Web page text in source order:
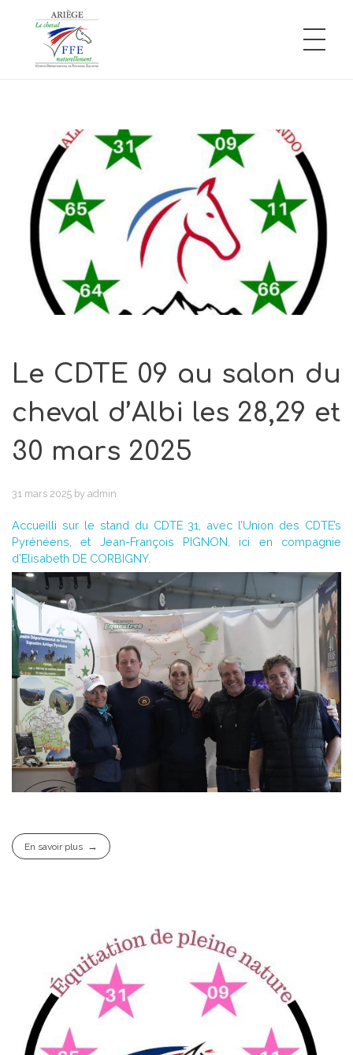
Le CDTE 09 au salon du
cheval d’Albi les 28,29 et
30 mars 2025
31 mars 2025 by admin
Accueilli sur le stand du CDTE 31, avec l’Union des CDTE’s
Pyrénéens, et Jean-François PIGNON, ici en compagnie
d’Elisabeth DE CORBIGNY.
En savoir plus